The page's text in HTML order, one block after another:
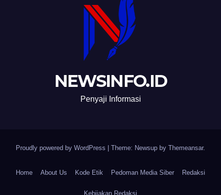
NEWSINFO.ID
Penyaji Informasi
Proudly powered by WordPress Theme: Newsup by Themeansar.
Home About Us Kode Etik Pedoman Media Siber Redaksi
Kebijakan Redaksi